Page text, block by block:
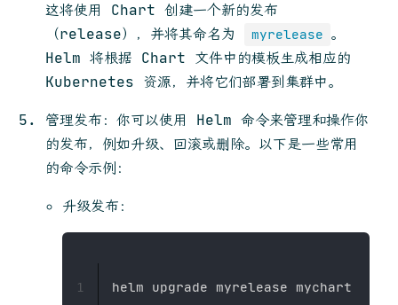
这将使用 Chart 创建一个新的发布
（release），并将其命名为
myrelease 。
Helm 将根据 Chart 文件中的模板生成相应的
Kubernetes 资源，并将它们部署到集群中。
管理发布：你可以使用 Helm 命令来管理和操作你
的发布，例如升级、回滚或删除。以下是一些常用
的命令示例：
升级发布：
1